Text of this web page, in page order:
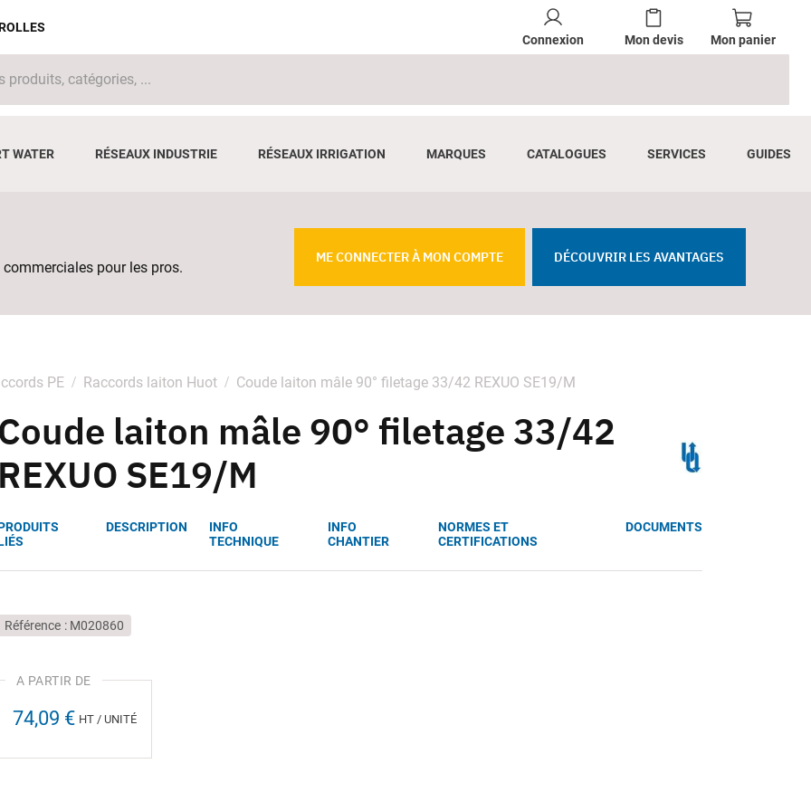
Connexion Mon devis Mon panier
WATER RÉSEAUX INDUSTRIE RÉSEAUX IRRIGATION MARQUES CATALOGUES SERVICES GUIDES
pour les pros.
ME CONNECTER À MON COMPTE DÉCOUVRIR LES AVANTAGES
PE Raccords laiton Huot Coude laiton mâle 90° filetage 33/42 REXUO SE19/M
Coude laiton mâle 90° filetage 33/42
REXUO SE19/M
DESCRIPTION
INFO
TECHNIQUE
INFO
CHANTIER
NORMES ET
CERTIFICATIONS
DOCUMENTS
Référence M020860
74,09 € HT / UNITÉ